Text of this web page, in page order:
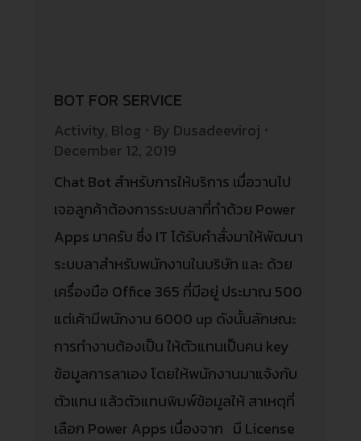
BOT FOR SERVICE
Activity, Blog By Dusadeeviroj
December 12, 2019
Chat Bot สำหรับการให้บริการ เมื่อวานไป
เจอลูกค้าต้องการระบบลาที่ทำด้วย Power
Apps มาครับ ซึ่ง IT ได้รับคำสั่งมาให้พัฒนา
ระบบลาสำหรับพนักงานในบริษัท และ ด้วย
เครื่องมือ Office 365 ที่มีอยู่ ประมาณ 500
แต่เค้ามีพนักงาน 6000 up ดังนั้นลักษณะ
การทำงานต้องเป็น ให้ตัวแทนเป็นคน key
ข้อมูลการลาเอง โดยให้พนักงานมาแจ้งกับ
ตัวแทน แล้วตัวแทนพิมพ์ข้อมูลให้ สาเหตุที่
เลือก Power Apps เนื่องจาก มี License